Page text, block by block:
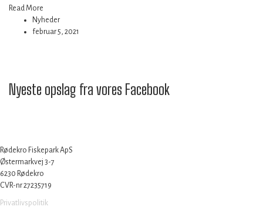
Read More
Nyheder
februar 5, 2021
Nyeste opslag fra vores Facebook
Rødekro Fiskepark ApS
Østermarkvej 3-7
6230 Rødekro
CVR-nr 27235719
Privatlivspolitik